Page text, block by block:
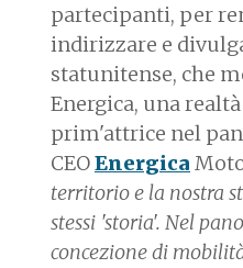
partecipanti, per
indirizzare e
statunitense, che
Energica, una
prim'attrice nel
CEOEnergica
territorio e la nostra
stessi 'storia'. Nel
concezione di